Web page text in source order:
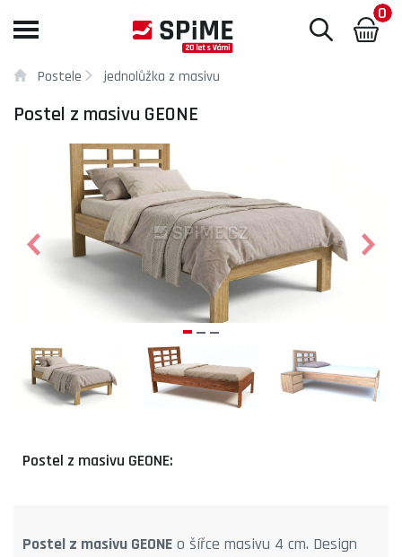
Toggle
0
Postele jednolůžka z masivu
Postel z masivu GEONE
Postel z masivu GEONE:
Postel z masivu GEONE o šířce masivu 4 cm. Design